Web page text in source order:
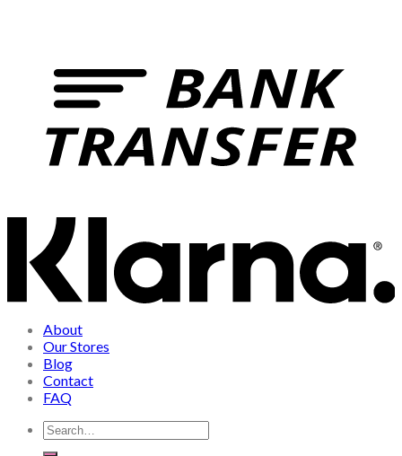
About
Our Stores
Blog
Contact
FAQ
Search
for: